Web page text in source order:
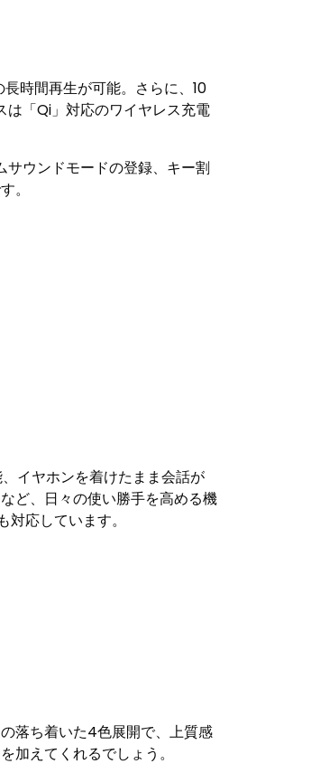
時間再生が可能。さらに、10
は「Qi」対応のワイヤレス充電
ウンドモードの登録、キー割
。
イヤホンを着けたまま会話が
ど、日々の使い勝手を高める機
応しています。
落ち着いた4色展開で、上質感
えてくれるでしょう。